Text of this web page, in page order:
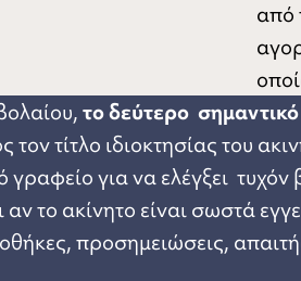
από
το δεύτερο
τίτλο ιδιοκτησίας του
γραφείο για να ελέγξει
αν το ακίνητο είναι σωστά
προσημειώσεις,